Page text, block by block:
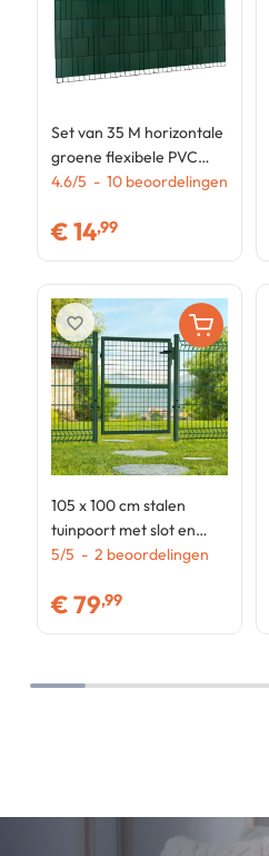
Set van 35 M horizontale
groene flexibele PVC
verduisteringslamellen
4.6/5 - 10 beoordelingen
€14,99
105 x 100 cm stalen
tuinpoort met slot en
groene handgreep
5/5 - 2 beoordelingen
€79,99
favorite_border